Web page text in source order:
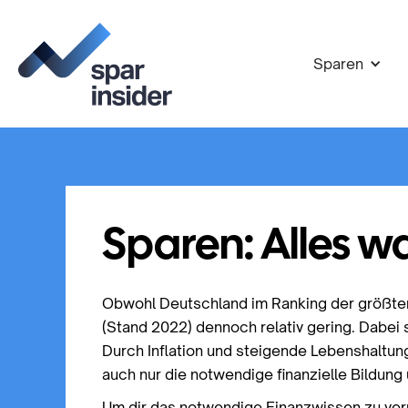
Sparen
Sparen: Alles
Obwohl Deutschland im Ranking der
(Stand 2022) dennoch relativ gering.
Durch Inflation und steigende
auch nur die notwendige finanzielle